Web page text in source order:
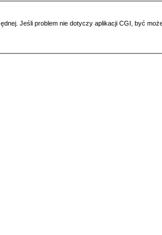
Jeśli problem nie dotyczy aplikacji CGI, być